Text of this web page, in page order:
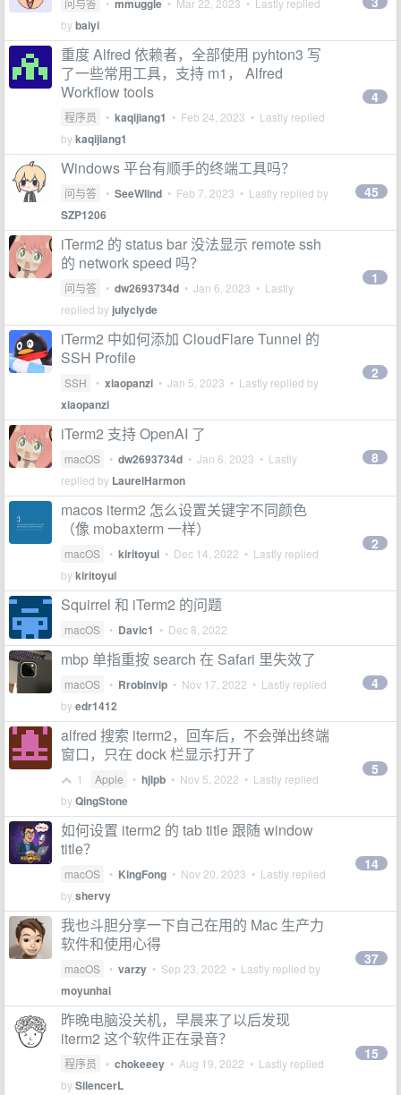
问与答 • mmuggle • Mar 22, 2023 • Lastly replied
bybaiyi
重度 Alfred 依赖者，全部使用 pyhton3 写
了一些常用工具，支持 m1， Alfred
Workflow tools
程序员 • kaqijiang1 • Feb 24, 2023 • Lastly replied
bykaqijiang1
4
Windows 平台有顺手的终端工具吗？
问与答 • SeeWlind • Feb 7, 2023 • Lastly replied by
SZP1206
45
iTerm2 的 status bar 没法显示 remote ssh
的 network speed 吗？
问与答 • dw2693734d • Jan 6, 2023 • Lastly
replied by julyclyde
1
iTerm2 中如何添加 CloudFlare Tunnel 的
SSH Profile
SSH • xiaopanzi • Jan 5, 2023 • Lastly replied by
xiaopanzi
2
iTerm2 支持 OpenAI 了
macOS • dw2693734d • Jan 6, 2023 • Lastly
replied by LaurelHarmon
8
macos iterm2 怎么设置关键字不同颜色
（像 mobaxterm 一样）
macOS • kiritoyui • Dec 14, 2022 • Lastly replied
bykiritoyui
2
Squirrel 和 iTerm2 的问题
macOS • Davic1 • Dec 8, 2022
mbp 单指重按 search 在 Safari 里失效了
macOS • Rrobinvip • Nov 17, 2022 • Lastly replied
byedr1412
4
alfred 搜索 iterm2，回车后，不会弹出终端
窗口，只在 dock 栏显示打开了
1 Apple • hjlpb • Nov 5, 2022 • Lastly replied
byQingStone
5
如何设置 iterm2 的 tab title 跟随 window
title？
macOS • KingFong • Nov 20, 2023 • Lastly replied
byshervy
14
我也斗胆分享一下自己在用的 Mac 生产力
软件和使用心得
macOS • varzy • Sep 23, 2022 • Lastly replied by
moyunhai
37
昨晚电脑没关机，早晨来了以后发现
iterm2 这个软件正在录音？
程序员 • chokeeey • Aug 19, 2022 • Lastly replied
bySilencerL
15